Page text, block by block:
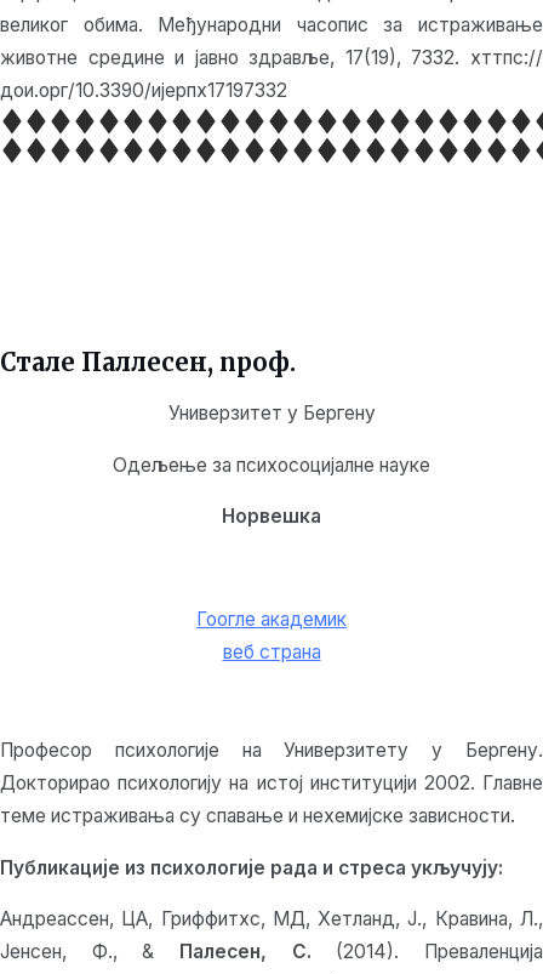
великог обима. Међународни часопис за истраживање
животне средине и јавно здравље, 17(19), 7332. хттпс://
дои.орг/10.3390/ијерпх17197332
Стале Паллесен, проф.
Универзитет у Бергену
Одељење за психосоцијалне науке
Норвешка
Гоогле академик
веб страна
Професор психологије на Универзитету у Бергену.
Докторирао психологију на истој институцији 2002. Главне
теме истраживања су спавање и нехемијске зависности.
Публикације из психологије рада и стреса укључују:
Андреассен, ЦА, Гриффитхс, МД, Хетланд, Ј., Кравина, Л.,
Јенсен, Ф., &
Палесен, С. (2014). Преваленција